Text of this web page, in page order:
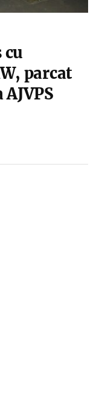
cu
parcat